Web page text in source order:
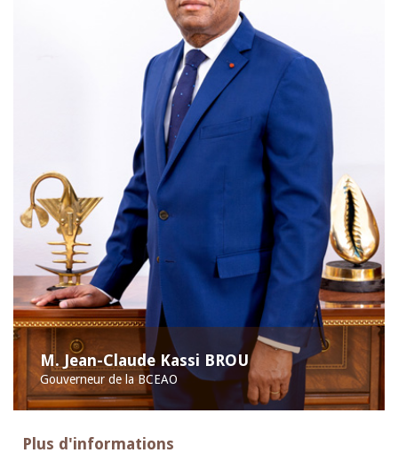
M. Jean-Claude Kassi BROU
Gouverneur de la BCEAO
Plus d'informations